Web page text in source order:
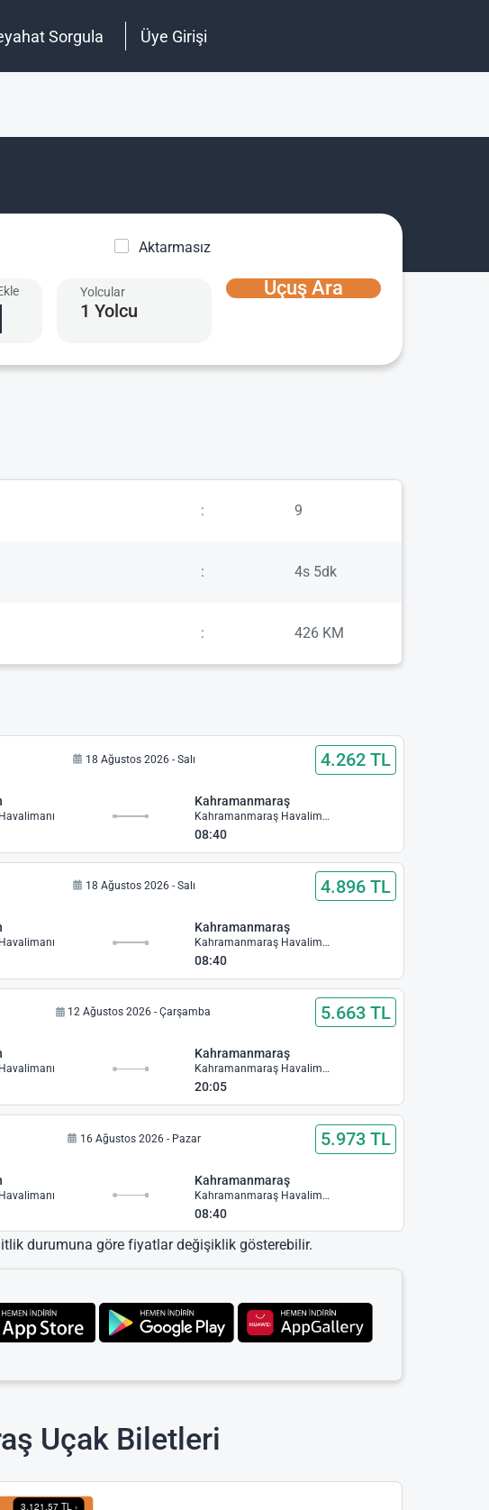
Sorgula Üye Girişi
Aktarmasız
Yolcular
1 Yolcu
Uçuş Ara
: 9
: 4s 5dk
: 426 KM
18 Ağustos 2026 - Salı 4.262 TL
Kahramanmaraş
Kahramanmaraş Havalimanı
08:40
18 Ağustos 2026 - Salı 4.896 TL
Kahramanmaraş
Kahramanmaraş Havalimanı
08:40
12 Ağustos 2026 - Çarşamba 5.663 TL
Kahramanmaraş
Kahramanmaraş Havalimanı
20:05
16 Ağustos 2026 - Pazar 5.973 TL
Kahramanmaraş
Kahramanmaraş Havalimanı
08:40
durumuna göre fiyatlar değişiklik gösterebilir.
Uçak Biletleri